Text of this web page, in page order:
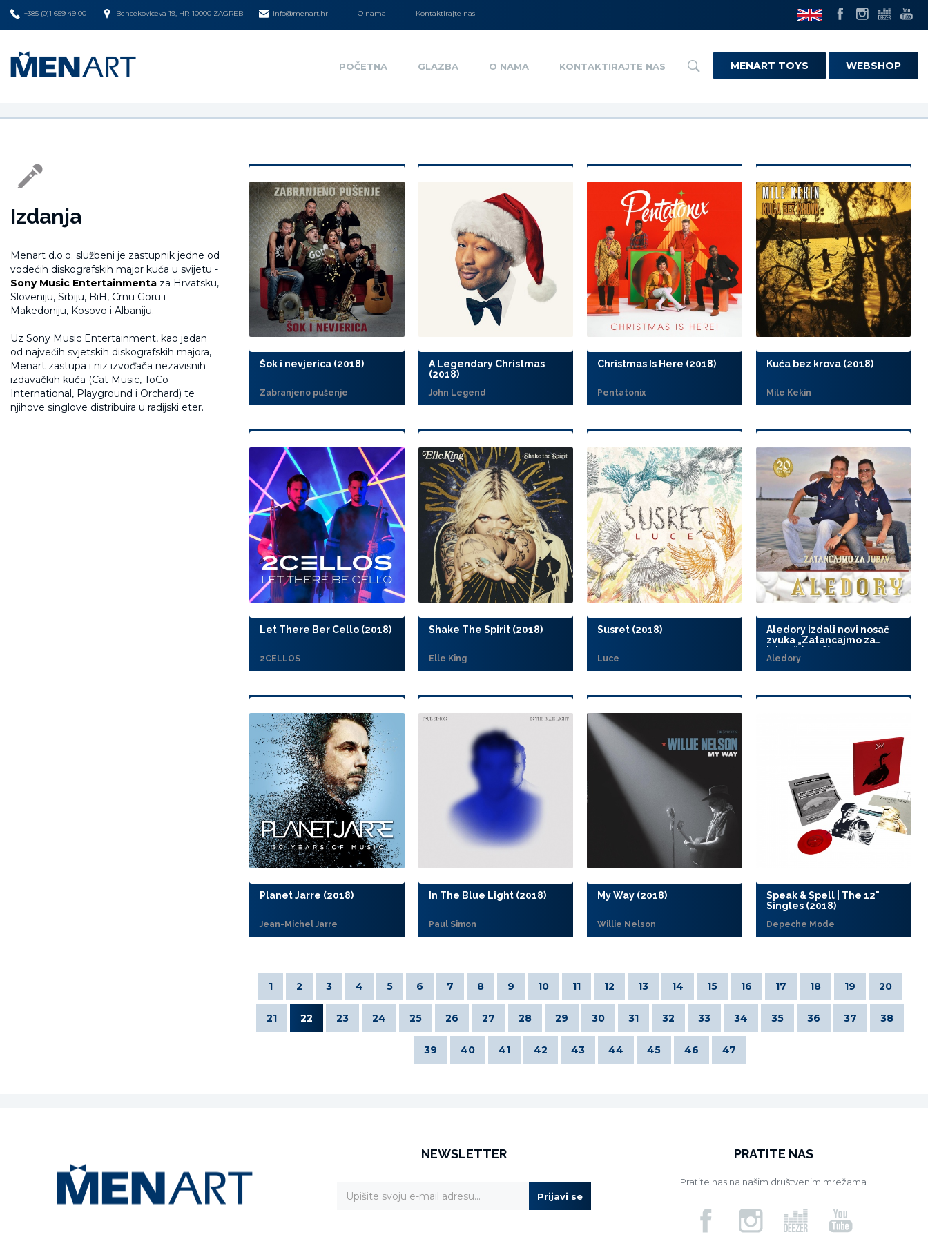
+385 (0)1 659 49 00 Bencekoviceva 19, HR-10000 ZAGREB info@menart.hr O nama Kontaktirajte nas
POČETNA GLAZBA O NAMA KONTAKTIRAJTE NAS MENART TOYS WEBSHOP
Izdanja
Menart d.o.o. službeni je zastupnik jedne od
vodećih diskografskih major kuća u svijetu -
Sony Music Entertainmenta za Hrvatsku,
Sloveniju, Srbiju, BiH, Crnu Goru i
Makedoniju, Kosovo i Albaniju.
Uz Sony Music Entertainment, kao jedan
od najvećih svjetskih diskografskih majora,
Menart zastupa i niz izvođača nezavisnih
izdavačkih kuća (Cat Music, ToCo
International, Playground i Orchard) te
njihove singlove distribuira u radijski eter.
Šok i nevjerica (2018)
Zabranjeno pušenje
A Legendary Christmas
(2018)
John Legend
Christmas Is Here (2018)
Pentatonix
Kuća bez krova (2018)
Mile Kekin
Let There Ber Cello (2018)
2CELLOS
Shake The Spirit (2018)
Elle King
Susret (2018)
Luce
Aledory izdali novi nosač
zvuka „Zatancajmo za
jubav“ (2018)
Aledory
Planet Jarre (2018)
Jean-Michel Jarre
In The Blue Light (2018)
Paul Simon
My Way (2018)
Willie Nelson
Speak & Spell | The 12"
Singles (2018)
Depeche Mode
1 2 3 4 5 6 7 8 9 10 11 12 13 14 15 16 17 18 19 20
21 22 23 24 25 26 27 28 29 30 31 32 33 34 35 36 37 38
39 40 41 42 43 44 45 46 47
NEWSLETTER
Prijavi se
PRATITE NAS
Pratite nas na našim društvenim mrežama